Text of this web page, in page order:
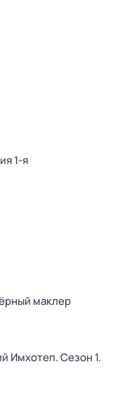
1-я
маклер
Имхотеп. Сезон 1.